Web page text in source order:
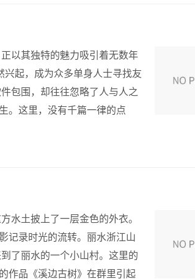
以其独特的魅力吸引着无数年
兴起，成为众多单身人士寻找友
包围，却往往忽略了人与人之
。这里，没有千篇一律的点
水土披上了一层金色的外衣。
记录时光的流转。丽水浙江山
了丽水的一个小山村。这里的
作品《溪边古树》在群里引起